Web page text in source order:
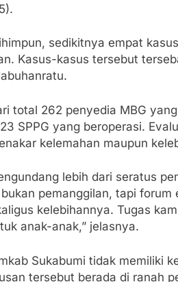
Agustus 6, 2026
Zulhas Pastikan SPPG di
Agustus 6, 2026
Bobby Maulana Pastikan
dan Pengelolaan Sampah
Agustus 6, 2026
Ribuan Warga Padati
Upaya Cegah Stunting
Wujud Kepedulian Polri,
Sentosa 2 ke Posko Pusat Tg.
Agustus 5, 2026
SMA Negeri Nyalindung
Agustus 4, 2026
Ketua Umum FSP Maritim
sedikitnya empat
Kasus-kasus tersebut
total 262 penyedia MBG
SPPG yang beroperasi.
kelemahan maupun
lebih dari seratus
pemanggilan, tapi
kelebihannya. Tugas
anak-anak,” jelasnya.
Sukabumi tidak memiliki
tersebut berada di ranah